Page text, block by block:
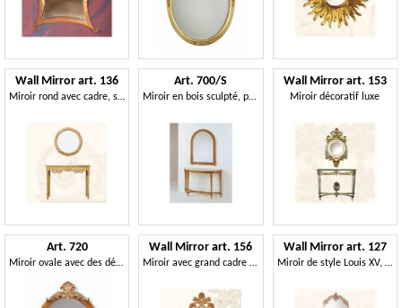
Wall Mirror art. 136
Miroir rond avec cadre, style Louis XVI
Art. 700/S
Miroir en bois sculpté, pour classique salon
Wall Mirror art. 153
Miroir décoratif luxe
Art. 720
Miroir ovale avec des décorations florales sur le dessus
Wall Mirror art. 156
Miroir avec grand cadre orné de feuilles
Wall Mirror art. 127
Miroir de style Louis XV, pour les entrées et salles de séjour